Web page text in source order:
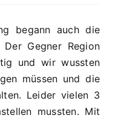
begann auch die
Gegner Region
und wir wussten
müssen und die
Leider vielen 3
mussten. Mit